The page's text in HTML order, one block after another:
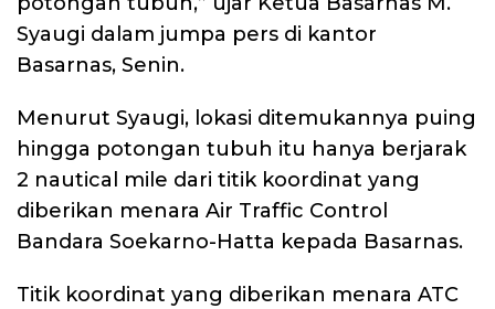
Syaugi dalam jumpa pers di kantor
Basarnas, Senin.
Menurut Syaugi, lokasi ditemukannya puing
hingga potongan tubuh itu hanya berjarak
2 nautical mile dari titik koordinat yang
diberikan menara Air Traffic Control
Bandara Soekarno-Hatta kepada Basarnas.
Titik koordinat yang diberikan menara ATC